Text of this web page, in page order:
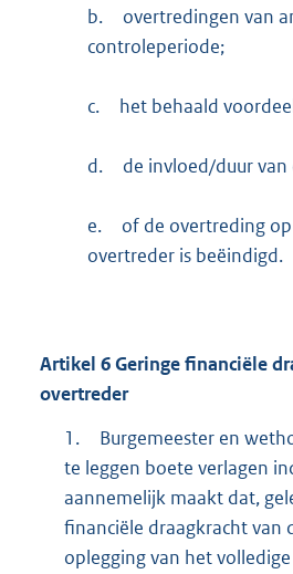
b.
overtredingen van
controleperiode;
c. het behaald
d. de invloed/duur
e.
of de overtreding
overtreder is beëindigd.
Artikel 6Geringe financiële
overtreder
1.
Burgemeester en
te leggen boete verlagen
aannemelijk maakt dat,
financiële draagkracht van
oplegging van het